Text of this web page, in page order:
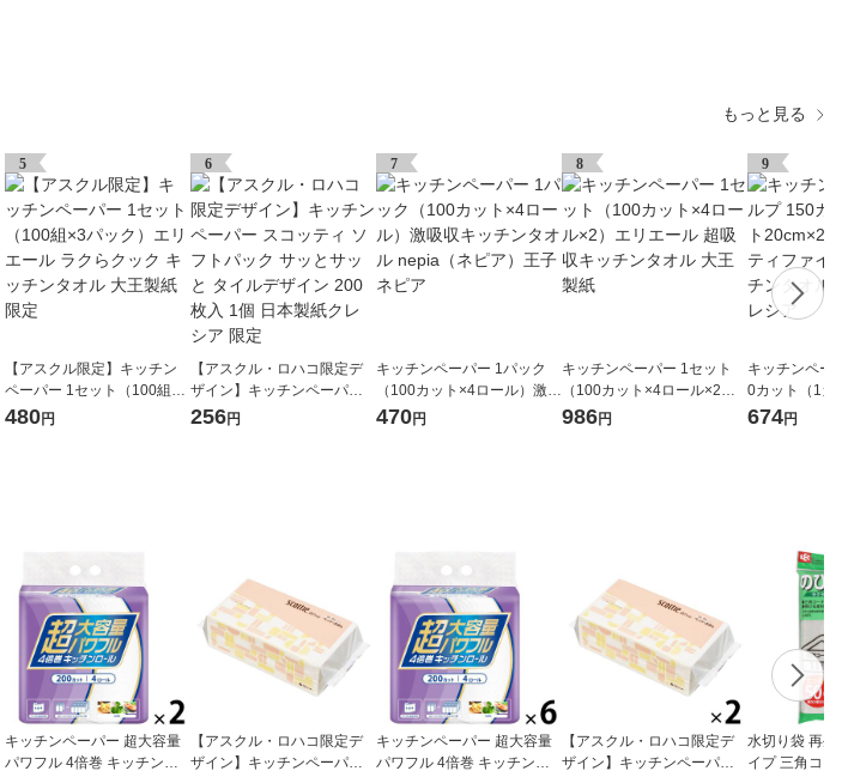
もっと見る
5
【アスクル限定】キッチン
ペーパー 1セット（100組×3
パック）エリエール ラクら
480円
6
【アスクル・ロハコ限定デ
ザイン】キッチンペーパー
スコッティ ソフトパック サ
256円
7
キッチンペーパー 1パック
（100カット×4ロール）激吸
収キッチンタオル nepia（ネ
470円
8
キッチンペーパー 1セット
（100カット×4ロール×2）
エリエール 超吸収キッチン
986円
9
キッチンペー
0カット（1カ
m） スコッテ
674円
キッチンペーパー 超大容量
パワフル 4倍巻 キッチンロ
【アスクル・ロハコ限定デ
ザイン】キッチンペーパー
キッチンペーパー 超大容量
パワフル 4倍巻 キッチンロ
【アスクル・ロハコ限定デ
ザイン】キッチンペーパー
水切り袋 再生
イプ 三角コー